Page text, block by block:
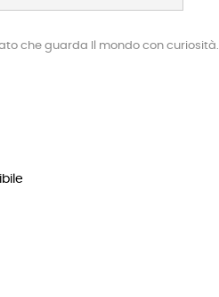
che guarda Il mondo con curiosità.